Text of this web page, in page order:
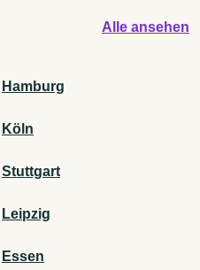
Alle ansehen
Hamburg
Köln
Stuttgart
Leipzig
Essen